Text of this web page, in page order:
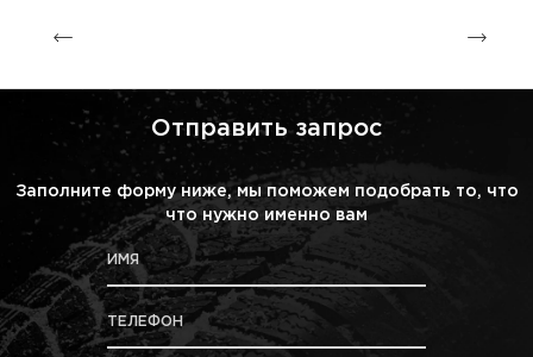
Отправить запрос
Заполните форму ниже, мы поможем подобрать то, что
что нужно именно вам
ИМЯ
ТЕЛЕФОН